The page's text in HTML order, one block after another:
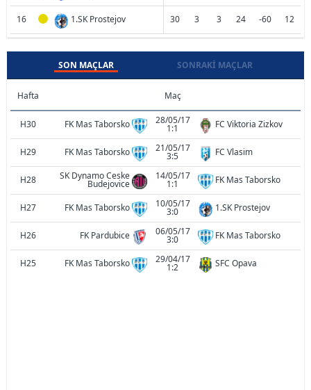
16 1.SK Prostejov 30 3 3 24 -60 12
SON MAÇLAR SONRAKI MAÇLAR
Hafta Maç
H30 FK Mas Taborsko 28/05/17
1:1 FC Viktoria Zizkov
H29 FK Mas Taborsko 21/05/17
3:5 FC Vlasim
H28 SK Dynamo Ceske
Budejovice
14/05/17
1:1 FK Mas Taborsko
H27 FK Mas Taborsko 10/05/17
3:0 1.SK Prostejov
H26 FK Pardubice 06/05/17
3:0 FK Mas Taborsko
H25 FK Mas Taborsko 29/04/17
1:2 SFC Opava